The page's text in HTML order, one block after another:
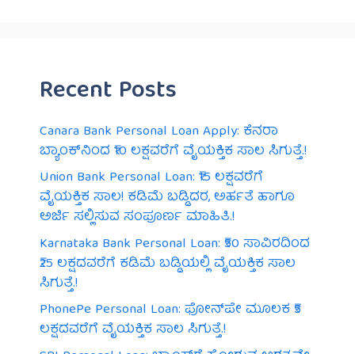
Recent Posts
Canara Bank Personal Loan Apply: ಕೆನರಾ
ಬ್ಯಾಂಕ್‌ನಿಂದ ₹10 ಲಕ್ಷವರೆಗೆ ವೈಯಕ್ತಿಕ ಸಾಲ ಸಿಗುತ್ತೆ.!
Union Bank Personal Loan: ₹15 ಲಕ್ಷವರೆಗೆ
ವೈಯಕ್ತಿಕ ಸಾಲ! ಕಡಿಮೆ ಬಡ್ಡಿದರ, ಅರ್ಹತೆ ಹಾಗೂ
ಅರ್ಜಿ ಸಲ್ಲಿಸುವ ಸಂಪೂರ್ಣ ಮಾಹಿತಿ.!
Karnataka Bank Personal Loan: ₹50 ಸಾವಿರದಿಂದ
₹25 ಲಕ್ಷದವರೆಗೆ ಕಡಿಮೆ ಬಡ್ಡಿಯಲ್ಲಿ ವೈಯಕ್ತಿಕ ಸಾಲ
ಸಿಗುತ್ತೆ.!
PhonePe Personal Loan: ಫೋನ್‌ಪೇ ಮೂಲಕ ₹5
ಲಕ್ಷದವರೆಗೆ ವೈಯಕ್ತಿಕ ಸಾಲ ಸಿಗುತ್ತೆ.!